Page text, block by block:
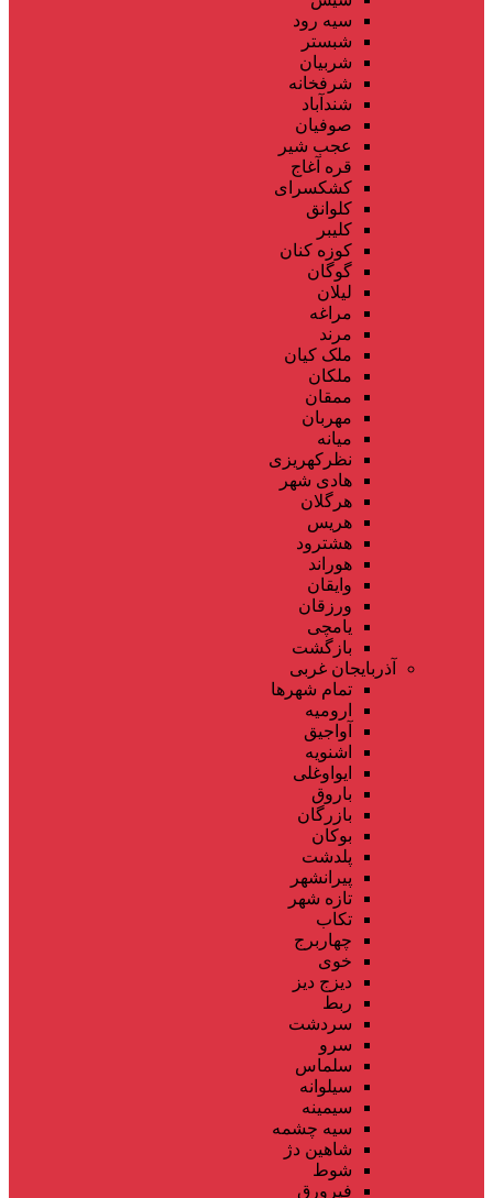
سیه رود
شبستر
شربیان
شرفخانه
شندآباد
صوفیان
عجب شیر
قره آغاج
کشکسرای
کلوانق
کلیبر
کوزه کنان
گوگان
لیلان
مراغه
مرند
ملک کیان
ملکان
ممقان
مهربان
میانه
نظرکهریزی
هادی شهر
هرگلان
هریس
هشترود
هوراند
وایقان
ورزقان
یامچی
بازگشت
آذربایجان غربی
تمام شهر‌ها
ارومیه
آواجیق
اشنویه
ایواوغلی
باروق
بازرگان
بوکان
پلدشت
پیرانشهر
تازه شهر
تکاب
چهاربرج
خوی
دیزج دیز
ربط
سردشت
سرو
سلماس
سیلوانه
سیمینه
سیه چشمه
شاهین دژ
شوط
فیرورق